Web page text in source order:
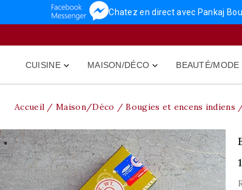
Chatez en direct avec Pankaj

CUISINE 
MAISON/DÉCO BEAUTÉ/MODE
Accueil Maison/Déco Bougies et encens indiens